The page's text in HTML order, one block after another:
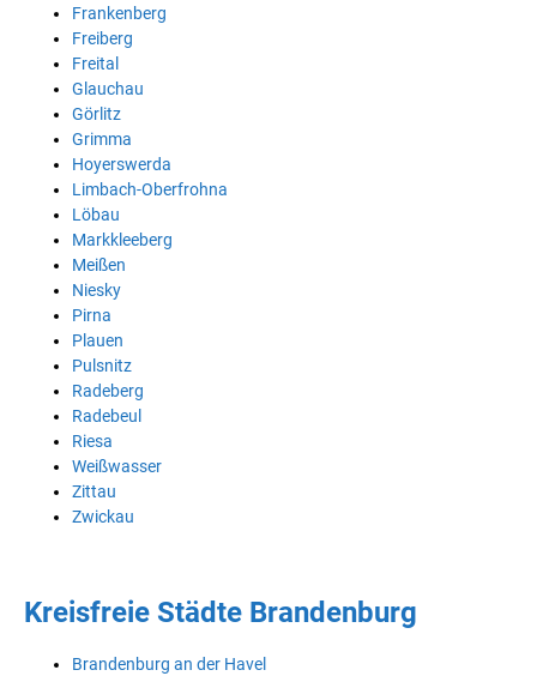
Frankenberg
Freiberg
Freital
Glauchau
Görlitz
Grimma
Hoyerswerda
Limbach-Oberfrohna
Löbau
Markkleeberg
Meißen
Niesky
Pirna
Plauen
Pulsnitz
Radeberg
Radebeul
Riesa
Weißwasser
Zittau
Zwickau
Kreisfreie Städte Brandenburg
Brandenburg an der Havel